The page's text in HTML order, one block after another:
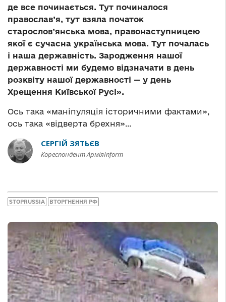
де все починається. Тут починалося
православ’я, тут взяла початок
старослов’янська мова, правонаступницею
якої є сучасна українська мова. Тут почалась
і наша державність. Зародження нашої
державності ми будемо відзначати в день
розквіту нашої державності — у день
Хрещення Київської Русі».
Ось така «маніпуляція історичними фактами»,
ось така «відверта брехня»…
СЕРГІЙ ЗЯТЬЄВ
Кореспондент АрміяInform
STOPRUSSIA ВТОРГНЕННЯ РФ